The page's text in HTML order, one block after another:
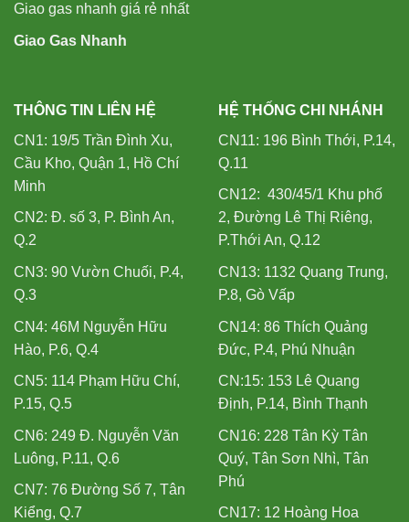
Giao gas nhanh giá rẻ nhất
Giao Gas Nhanh
THÔNG TIN LIÊN HỆ
CN1: 19/5 Trần Đình Xu,
Cầu Kho, Quận 1, Hồ Chí
Minh
CN2: Đ. số 3, P. Bình An,
Q.2
CN3: 90 Vườn Chuối, P.4,
Q.3
CN4: 46M Nguyễn Hữu
Hào, P.6, Q.4
CN5: 114 Phạm Hữu Chí,
P.15, Q.5
CN6: 249 Đ. Nguyễn Văn
Luông, P.11, Q.6
CN7: 76 Đường Số 7, Tân
Kiểng, Q.7
HỆ THỐNG CHI NHÁNH
CN11: 196 Bình Thới, P.14,
Q.11
CN12: 430/45/1 Khu phố
2, Đường Lê Thị Riêng,
P.Thới An, Q.12
CN13: 1132 Quang Trung,
P.8, Gò Vấp
CN14: 86 Thích Quảng
Đức, P.4, Phú Nhuận
CN:15: 153 Lê Quang
Định, P.14, Bình Thạnh
CN16: 228 Tân Kỳ Tân
Quý, Tân Sơn Nhì, Tân
Phú
CN17: 12 Hoàng Hoa